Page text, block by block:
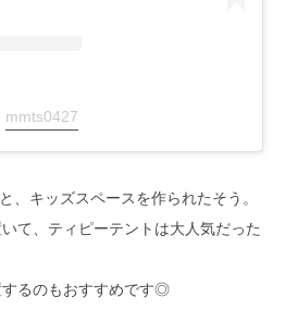
mmts0427
、キッズスペースを作られたそう。
て、ティピーテントは大人気だった
るのもおすすめです◎